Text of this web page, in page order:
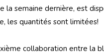
la semaine dernière, est
les quantités sont limitées!
collaboration entre la